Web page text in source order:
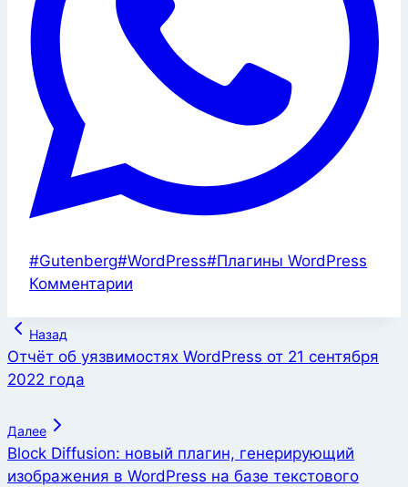
Метки
записи:
#Gutenberg#WordPress#Плагины WordPress
Комментарии
Навигация
по
записям
Назад
Отчёт об уязвимостях WordPress от 21 сентября
2022 года
Далее
Block Diffusion: новый плагин, генерирующий
изображения в WordPress на базе текстового